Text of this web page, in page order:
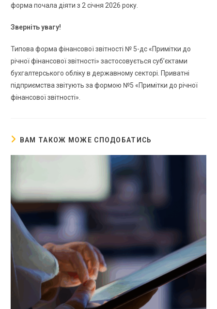
форма почала діяти з 2 січня 2026 року.
Зверніть увагу!
Типова форма фінансової звітності № 5-дс «Примітки до
річної фінансової звітності» застосовується суб’єктами
бухгалтерського обліку в державному секторі. Приватні
підприємства звітують за формою №5 «Примітки до річної
фінансової звітності».
ВАМ ТАКОЖ МОЖЕ СПОДОБАТИСЬ